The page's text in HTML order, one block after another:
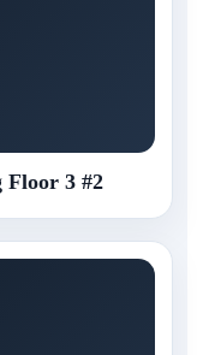
3 #2